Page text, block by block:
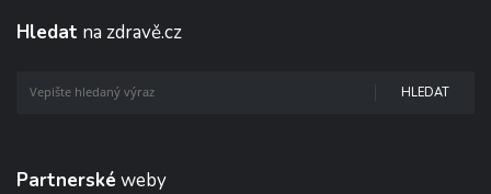
Hledat na zdravě.cz
HLEDAT
Partnerské weby